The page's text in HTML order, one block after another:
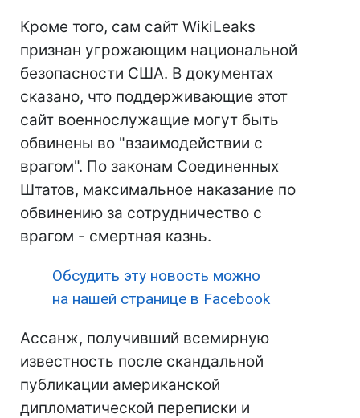
Кроме того, сам сайт WikiLeaks
признан угрожающим национальной
безопасности США. В документах
сказано, что поддерживающие этот
сайт военнослужащие могут быть
обвинены во "взаимодействии с
врагом". По законам Соединенных
Штатов, максимальное наказание по
обвинению за сотрудничество с
врагом - смертная казнь.
Обсудить эту новость можно
на нашей странице в Facebook
Ассанж, получивший всемирную
известность после скандальной
публикации американской
дипломатической переписки и